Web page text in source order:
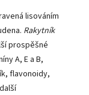
lisováním
Rakytník
prospěšné
A, E a B,
flavonoidy,